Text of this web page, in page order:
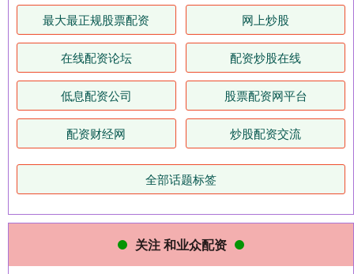
最大最正规股票配资 网上炒股
在线配资论坛 配资炒股在线
低息配资公司 股票配资网平台
配资财经网 炒股配资交流
全部话题标签
关注 和业众配资